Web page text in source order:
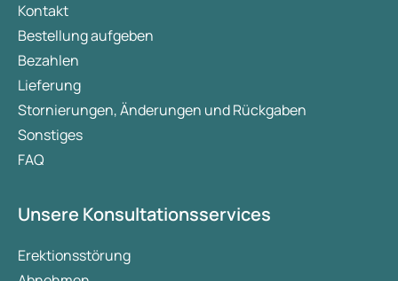
Kontakt
Bestellung aufgeben
Bezahlen
Lieferung
Stornierungen, Änderungen und Rückgaben
Sonstiges
FAQ
Unsere Konsultationsservices
Erektionsstörung